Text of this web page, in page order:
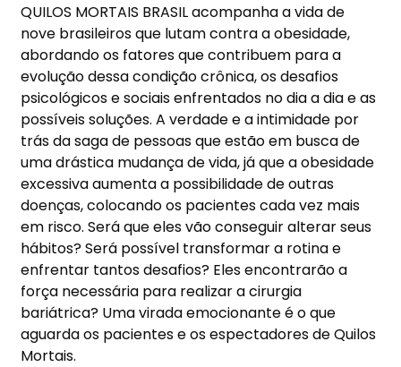
QUILOS MORTAIS BRASIL acompanha a vida de
nove brasileiros que lutam contra a obesidade,
abordando os fatores que contribuem para a
evolução dessa condição crônica, os desafios
psicológicos e sociais enfrentados no dia a dia e as
possíveis soluções. A verdade e a intimidade por
trás da saga de pessoas que estão em busca de
uma drástica mudança de vida, já que a obesidade
excessiva aumenta a possibilidade de outras
doenças, colocando os pacientes cada vez mais
em risco. Será que eles vão conseguir alterar seus
hábitos? Será possível transformar a rotina e
enfrentar tantos desafios? Eles encontrarão a
força necessária para realizar a cirurgia
bariátrica? Uma virada emocionante é o que
aguarda os pacientes e os espectadores de Quilos
Mortais.